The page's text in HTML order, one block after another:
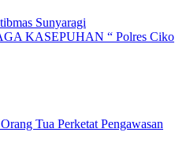
Sunyaragi
KASEPUHAN “ Polres Ciko
Tua Perketat Pengawasan